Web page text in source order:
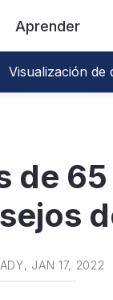
Aprender
Visualización de
de
, JAN 17, 2022